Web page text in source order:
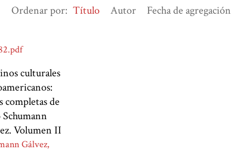
Ordenar por: Título Autor Fecha de agregación
culturales
completas de
Volumen II
Gálvez,